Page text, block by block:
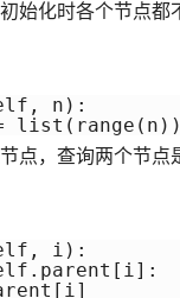
始化时各个节点
n):
list(range(n))
点，查询两个节
i):